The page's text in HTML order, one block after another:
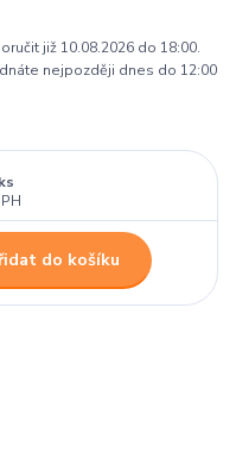
již 10.08.2026 do 18:00.
nejpozději dnes do 12:00
ks
do košíku